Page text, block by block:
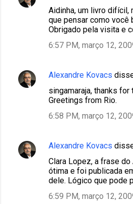
Aidinha, um livro difícil,
que pensar como você
Obrigado pela visita e
6:57 PM, março 12,
Alexandre Kovacs
singamaraja, thanks for
Greetings from Rio.
6:58 PM, março 12,
Alexandre Kovacs
Clara Lopez, a frase
ótima e foi publicada
dele. Lógico que pode
6:59 PM, março 12,